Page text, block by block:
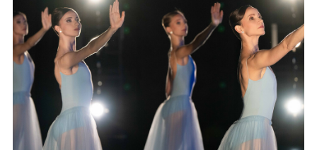
Stuttgarter BallettOpernhaus
Ballettabend
MODERN ELEGIES
29.03.2027
17:00
Di, 30.03.2027